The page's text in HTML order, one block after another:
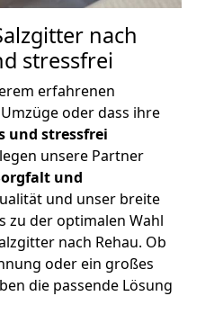
nach
stressfrei
erfahrenen
oder dass ihre
und stressfrei
unsere Partner
und
und unser breite
zu der optimalen Wahl
nach Rehau. Ob
oder ein großes
die passende Lösung